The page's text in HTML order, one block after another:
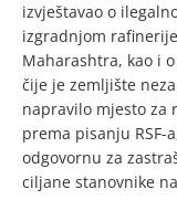
izvještavao o
izgradnjom
Maharashtra, kao i
čije je zemljište
napravilo mjesto za
prema pisanju RSF-
odgovornu za
ciljane stanovnike